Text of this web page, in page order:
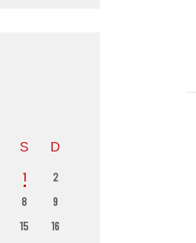
S D
1
2
8
9
15
16